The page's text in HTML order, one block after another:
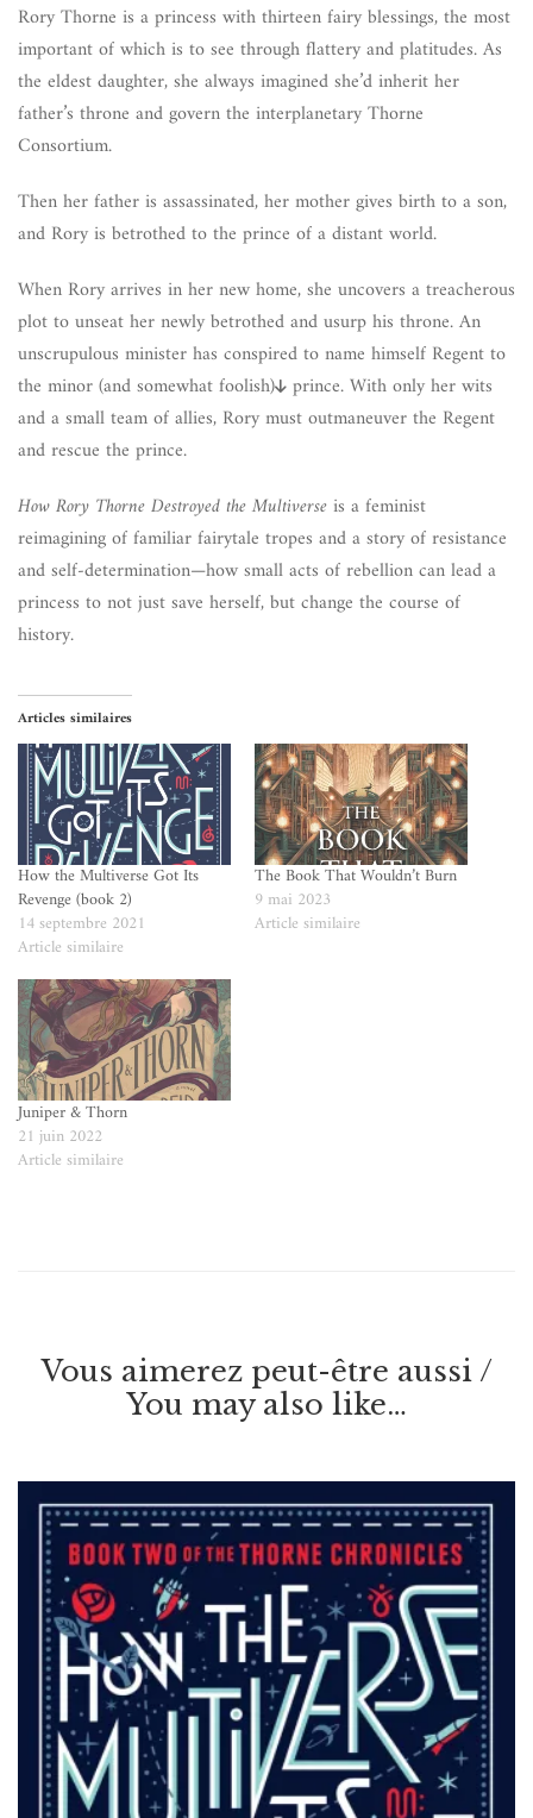
Rory Thorne is a princess with thirteen fairy blessings, the most
important of which is to see through flattery and platitudes. As
the eldest daughter, she always imagined she’d inherit her
father’s throne and govern the interplanetary Thorne
Consortium.
Then her father is assassinated, her mother gives birth to a son,
and Rory is betrothed to the prince of a distant world.
When Rory arrives in her new home, she uncovers a treacherous
plot to unseat her newly betrothed and usurp his throne. An
unscrupulous minister has conspired to name himself Regent to
the minor (and somewhat foolish) prince. With only her wits
and a small team of allies, Rory must outmaneuver the Regent
and rescue the prince.
How Rory Thorne Destroyed the Multiverseis a feminist
reimagining of familiar fairytale tropes and a story of resistance
and self-determination—how small acts of rebellion can lead a
princess to not just save herself, but change the course of
history.
Articles similaires
How the Multiverse Got Its
Revenge (book 2)
14 septembre 2021
Article similaire
The Book That Wouldn’t Burn
9 mai 2023
Article similaire
Juniper & Thorn
21 juin 2022
Article similaire
Vous aimerez peut-être aussi /
You may also like…